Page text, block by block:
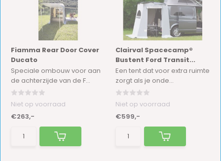
Fiamma Rear Door Cover
Ducato
Speciale ombouw voor aan
de achterzijde van de F...
Niet op voorraad
€263,-
Clairval Spacecamp®
Bustent Ford Transit...
Een tent dat voor extra ruimte
zorgt als je onde...
Niet op voorraad
€599,-